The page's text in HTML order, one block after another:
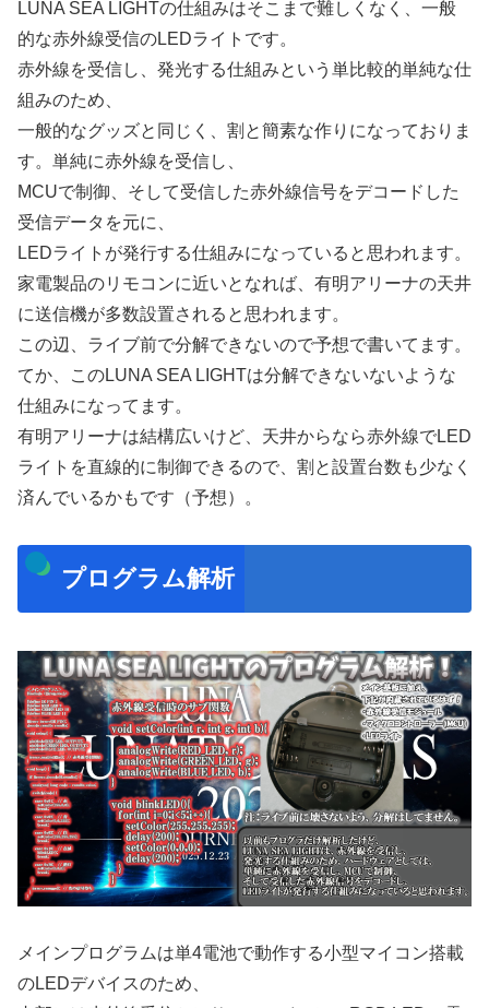
LUNA SEA LIGHTの仕組みはそこまで難しくなく、一般
的な赤外線受信のLEDライトです。
赤外線を受信し、発光する仕組みという単比較的単純な仕
組みのため、
一般的なグッズと同じく、割と簡素な作りになっておりま
す。単純に赤外線を受信し、
MCUで制御、そして受信した赤外線信号をデコードした
受信データを元に、
LEDライトが発行する仕組みになっていると思われます。
家電製品のリモコンに近いとなれば、有明アリーナの天井
に送信機が多数設置されると思われます。
この辺、ライブ前で分解できないので予想で書いてます。
てか、このLUNA SEA LIGHTは分解できないないような
仕組みになってます。
有明アリーナは結構広いけど、天井からなら赤外線でLED
ライトを直線的に制御できるので、割と設置台数も少なく
済んでいるかもです（予想）。
プログラム解析
メインプログラムは単4電池で動作する小型マイコン搭載
のLEDデバイスのため、